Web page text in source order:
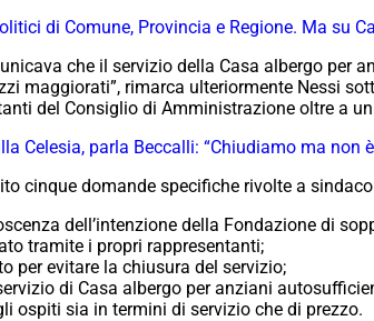
di Comune, Provincia e Regione. Ma su
che il servizio della Casa albergo
maggiorati”, rimarca ulteriormente Nessi
del Consiglio di Amministrazione oltre a un
Celesia, parla Beccalli: “Chiudiamo ma
cinque domande specifiche rivolte a
dell’intenzione della Fondazione di
tramite i propri rappresentanti;
per evitare la chiusura del servizio;
di Casa albergo per anziani
ospiti sia in termini di servizio che di prezzo.